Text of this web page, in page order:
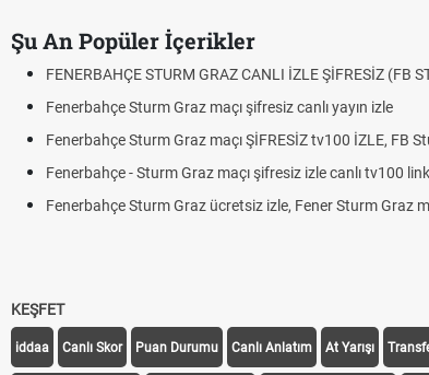
Şu An Popüler İçerikler
FENERBAHÇE STURM GRAZ CANLI İZLE ŞİFRESİZ (FB
Fenerbahçe Sturm Graz maçı şifresiz canlı yayın izle
Fenerbahçe Sturm Graz maçı ŞİFRESİZ tv100 İZLE, FB
Fenerbahçe - Sturm Graz maçı şifresiz izle canlı tv100
Fenerbahçe Sturm Graz ücretsiz izle, Fener Sturm Graz
KEŞFET
iddaa Canlı Skor Puan Durumu Canlı Anlatım At Yarışı